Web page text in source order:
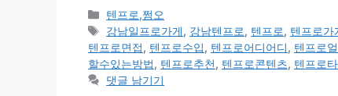
카
테
고
리
텐프로,쩜오
태
그
강남일프로가게, 강남텐프로, 텐프로, 텐프로가
텐프로면접, 텐프로수입, 텐프로어디어디, 텐프로
할수있는방법, 텐프로추천, 텐프로콘텐츠, 텐프로
댓글 남기기